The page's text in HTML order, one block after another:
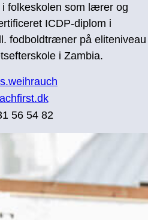
folkeskolen som lærer og
ICDP-diplom i
fodboldtræner på eliteniveau
i Zambia.
56 54 82